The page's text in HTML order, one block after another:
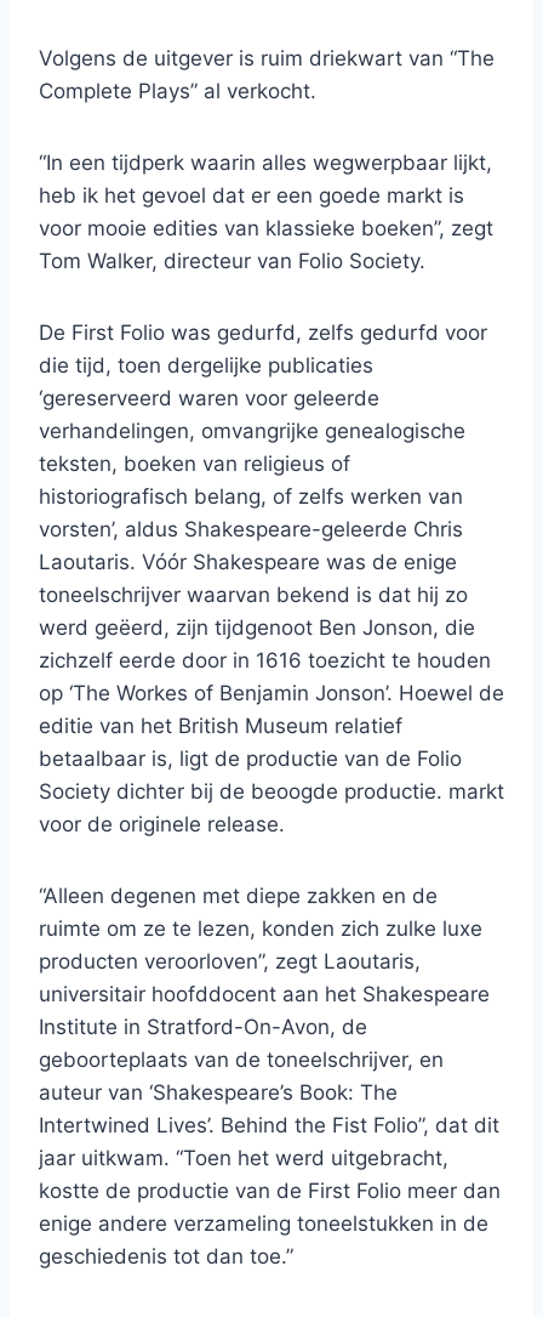
Volgens de uitgever is ruim driekwart van “The
Complete Plays” al verkocht.
“In een tijdperk waarin alles wegwerpbaar lijkt,
heb ik het gevoel dat er een goede markt is
voor mooie edities van klassieke boeken”, zegt
Tom Walker, directeur van Folio Society.
De First Folio was gedurfd, zelfs gedurfd voor
die tijd, toen dergelijke publicaties
‘gereserveerd waren voor geleerde
verhandelingen, omvangrijke genealogische
teksten, boeken van religieus of
historiografisch belang, of zelfs werken van
vorsten’, aldus Shakespeare-geleerde Chris
Laoutaris. Vóór Shakespeare was de enige
toneelschrijver waarvan bekend is dat hij zo
werd geëerd, zijn tijdgenoot Ben Jonson, die
zichzelf eerde door in 1616 toezicht te houden
op ‘The Workes of Benjamin Jonson’. Hoewel de
editie van het British Museum relatief
betaalbaar is, ligt de productie van de Folio
Society dichter bij de beoogde productie. markt
voor de originele release.
“Alleen degenen met diepe zakken en de
ruimte om ze te lezen, konden zich zulke luxe
producten veroorloven”, zegt Laoutaris,
universitair hoofddocent aan het Shakespeare
Institute in Stratford-On-Avon, de
geboorteplaats van de toneelschrijver, en
auteur van ‘Shakespeare’s Book: The
Intertwined Lives’. Behind the Fist Folio”, dat dit
jaar uitkwam. “Toen het werd uitgebracht,
kostte de productie van de First Folio meer dan
enige andere verzameling toneelstukken in de
geschiedenis tot dan toe.”